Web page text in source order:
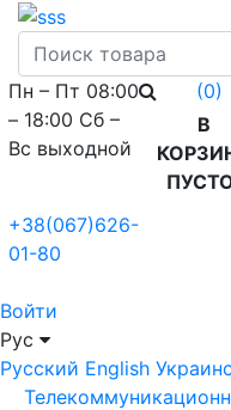
Пн – Пт 08:00
– 18:00 Сб –
Вс выходной
+38(067)626-
01-80
(0)
В
Войти
Рус
Русский English